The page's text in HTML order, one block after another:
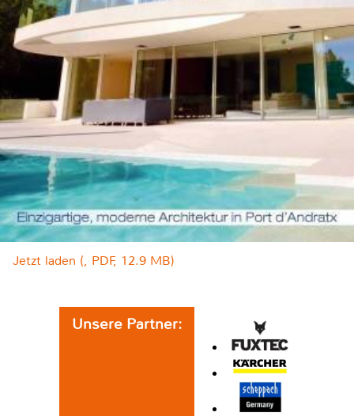
Jetzt laden (, PDF, 12.9 MB)
Unsere Partner: